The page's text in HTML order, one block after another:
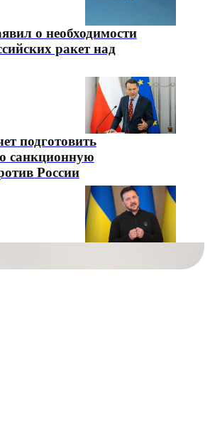
о необходимости
ракет над
подготовить
санкционную
России